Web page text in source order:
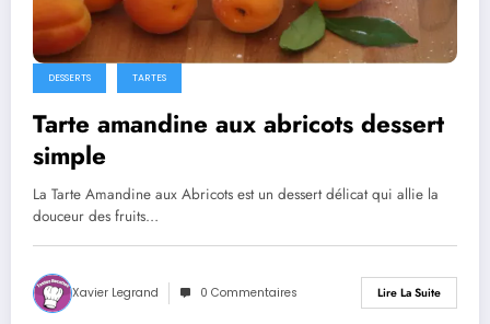
DESSERTS TARTES
Tarte amandine aux abricots dessert
simple
La Tarte Amandine aux Abricots est un dessert délicat qui allie la
douceur des fruits…
Xavier Legrand 0 Commentaires Lire La Suite